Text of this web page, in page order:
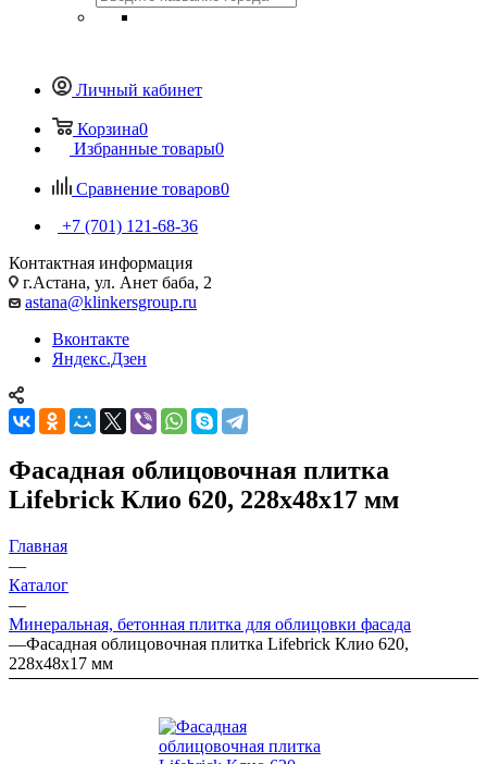
Личный кабинет
Корзина0
Избранные товары0
Сравнение товаров0
+7 (701) 121-68-36
Контактная информация
г.Астана, ул. Анет баба, 2
astana@klinkersgroup.ru
Вконтакте
Яндекс.Дзен
Фасадная облицовочная плитка
Lifebrick Клио 620, 228х48х17 мм
Главная
—
Каталог
—
Минеральная, бетонная плитка для облицовки фасада
—Фасадная облицовочная плитка Lifebrick Клио 620,
228х48х17 мм